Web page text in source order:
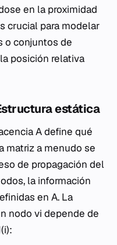
en la proximidad
crucial para modelar
o conjuntos de
posición relativa
estática
A define qué
matriz a menudo se
de propagación del
la información
en A. La
nodo vi​ depende de